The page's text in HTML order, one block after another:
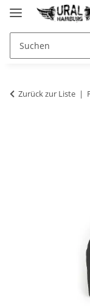
Zurück zur Liste